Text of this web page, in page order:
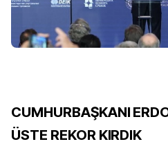
CUMHURBAŞKANI
ÜSTE REKOR KIRDIK